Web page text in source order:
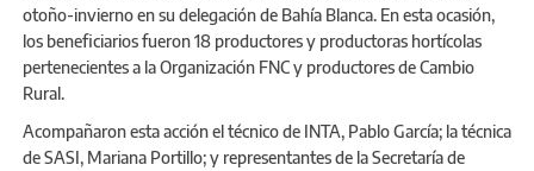
otoño-invierno en su delegación de Bahía Blanca. En esta ocasión,
los beneficiarios fueron 18 productores y productoras hortícolas
pertenecientes a la Organización FNC y productores de Cambio
Rural.
Acompañaron esta acción el técnico de INTA, Pablo García; la técnica
de SASI, Mariana Portillo; y representantes de la Secretaría de